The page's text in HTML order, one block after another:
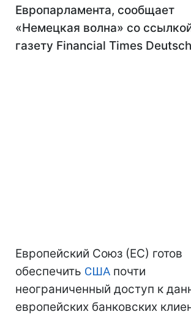
Европарламента, сообщает
«Немецкая волна» со
газету Financial Times
Европейский Союз (ЕС) готов
обеспечить США почти
неограниченный доступ к
европейских банковских